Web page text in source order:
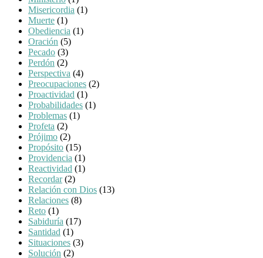
Misericordia (1)
Muerte (1)
Obediencia (1)
Oración (5)
Pecado (3)
Perdón (2)
Perspectiva (4)
Preocupaciones (2)
Proactividad (1)
Probabilidades (1)
Problemas (1)
Profeta (2)
Prójimo (2)
Propósito (15)
Providencia (1)
Reactividad (1)
Recordar(2)
Relación con Dios (13)
Relaciones (8)
Reto (1)
Sabiduría (17)
Santidad (1)
Situaciones (3)
Solución (2)